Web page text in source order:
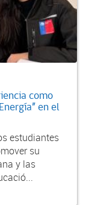
como
en el
estudiantes
su
y las